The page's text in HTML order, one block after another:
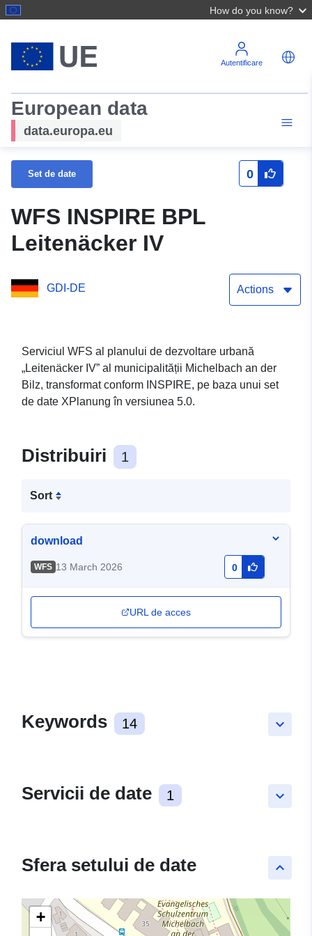
How do you know?
Autentificare
European data
data.europa.eu
Set de date 0
WFS INSPIRE BPL
Leitenäcker IV
GDI-DE Actions
Serviciul WFS al planului de dezvoltare urbană
„Leitenäcker IV” al municipalității Michelbach an der
Bilz, transformat conform INSPIRE, pe baza unui set
de date XPlanung în versiunea 5.0.
Distribuiri 1
Sort
download
WFS 13 March 2026 0
URL de acces
keyboard_arrow_down
Keywords 14
keyboard_arrow_down
Servicii de date 1
keyboard_arrow_up
Sfera setului de date
+